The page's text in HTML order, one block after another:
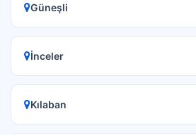
Güneşli
İnceler
Kılaban